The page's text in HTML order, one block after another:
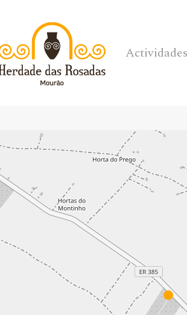
Actividades